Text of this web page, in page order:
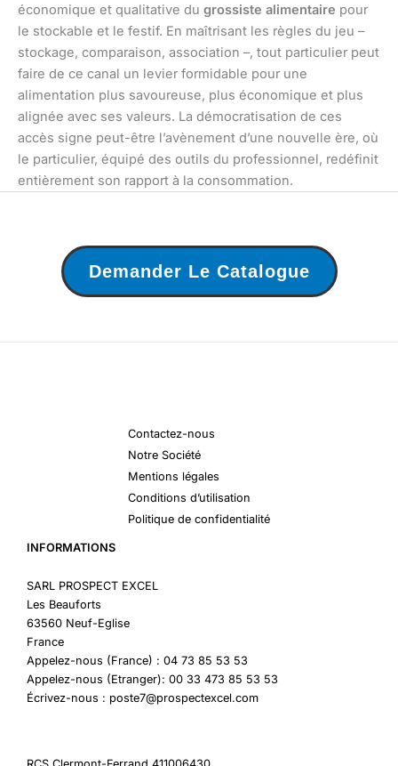
économique et qualitative du grossiste alimentaire pour
le stockable et le festif. En maîtrisant les règles du jeu –
stockage, comparaison, association –, tout particulier peut
faire de ce canal un levier formidable pour une
alimentation plus savoureuse, plus économique et plus
alignée avec ses valeurs. La démocratisation de ces
accès signe peut-être l’avènement d’une nouvelle ère, où
le particulier, équipé des outils du professionnel, redéfinit
entièrement son rapport à la consommation.
Demander Le Catalogue
Contactez-nous
Notre Société
Mentions légales
Conditions d’utilisation
Politique de confidentialité
INFORMATIONS
SARL PROSPECT EXCEL
Les Beauforts
63560 Neuf-Eglise
France
Appelez-nous (France) : 04 73 85 53 53
Appelez-nous (Etranger): 00 33 473 85 53 53
Écrivez-nous : poste7@prospectexcel.com